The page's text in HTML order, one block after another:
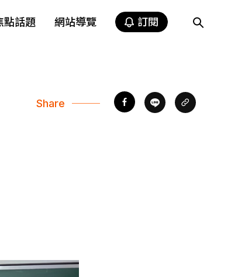
點話題 網站導覽 訂閱
Share